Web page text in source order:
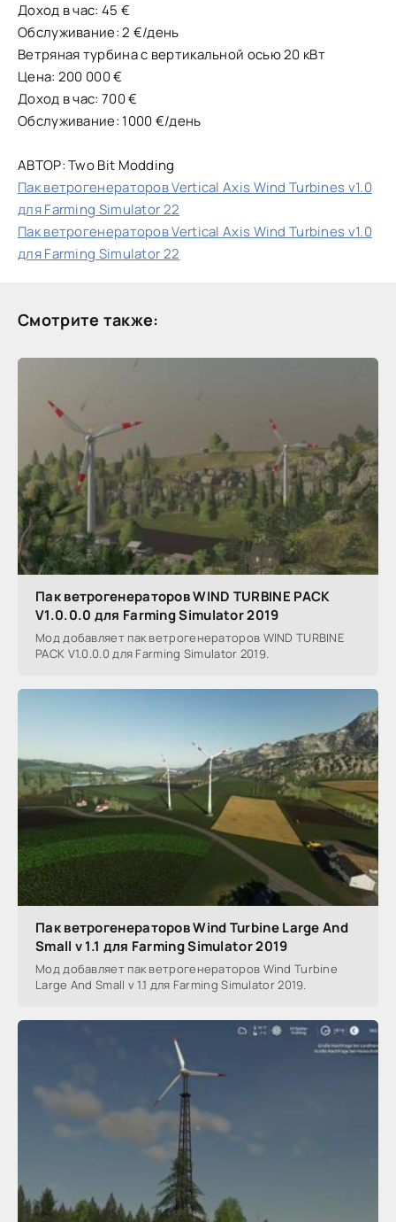
Доход в час: 45 €
Обслуживание: 2 €/день
Ветряная турбина с вертикальной осью 20 кВт
Цена: 200 000 €
Доход в час: 700 €
Обслуживание: 1000 €/день
АВТОР: Two Bit Modding
Пак ветрогенераторов Vertical Axis Wind Turbines v1.0
для Farming Simulator 22
Пак ветрогенераторов Vertical Axis Wind Turbines v1.0
для Farming Simulator 22
Смотрите также:
Пак ветрогенераторов WIND TURBINE PACK
V1.0.0.0 для Farming Simulator 2019
Мод добавляет пак ветрогенераторов WIND TURBINE
PACK V1.0.0.0 для Farming Simulator 2019.
Пак ветрогенераторов Wind Turbine Large And
Small v 1.1 для Farming Simulator 2019
Мод добавляет пак ветрогенераторов Wind Turbine
Large And Small v 1.1 для Farming Simulator 2019.